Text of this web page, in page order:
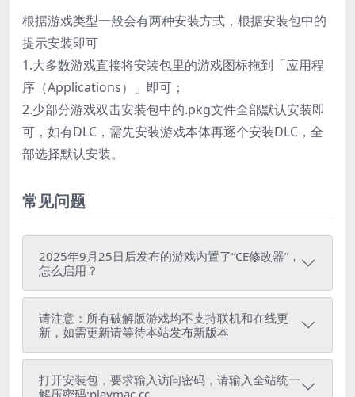
根据游戏类型一般会有两种安装方式，根据安装包中的
提示安装即可
1.大多数游戏直接将安装包里的游戏图标拖到「应用程
序（Applications）」即可；
2.少部分游戏双击安装包中的.pkg文件全部默认安装即
可，如有DLC，需先安装游戏本体再逐个安装DLC，全
部选择默认安装。
常见问题
2025年9月25日后发布的游戏内置了“CE修改器”，
怎么启用？
请注意：所有破解版游戏均不支持联机和在线更
新，如需更新请等待本站发布新版本
打开安装包，要求输入访问密码，请输入全站统一
解压密码:playmac.cc